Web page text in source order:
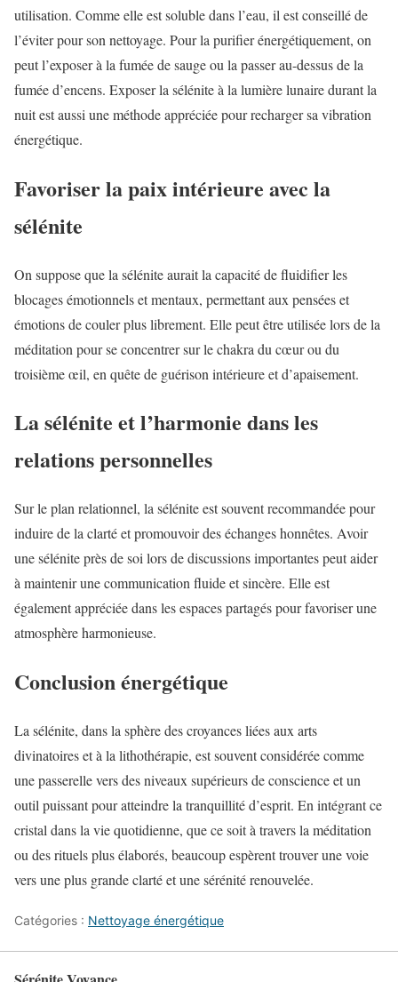
utilisation. Comme elle est soluble dans l’eau, il est conseillé de
l’éviter pour son nettoyage. Pour la purifier énergétiquement, on
peut l’exposer à la fumée de sauge ou la passer au-dessus de la
fumée d’encens. Exposer la sélénite à la lumière lunaire durant la
nuit est aussi une méthode appréciée pour recharger sa vibration
énergétique.
Favoriser la paix intérieure avec la
sélénite
On suppose que la sélénite aurait la capacité de fluidifier les
blocages émotionnels et mentaux, permettant aux pensées et
émotions de couler plus librement. Elle peut être utilisée lors de la
méditation pour se concentrer sur le chakra du cœur ou du
troisième œil, en quête de guérison intérieure et d’apaisement.
La sélénite et l’harmonie dans les
relations personnelles
Sur le plan relationnel, la sélénite est souvent recommandée pour
induire de la clarté et promouvoir des échanges honnêtes. Avoir
une sélénite près de soi lors de discussions importantes peut aider
à maintenir une communication fluide et sincère. Elle est
également appréciée dans les espaces partagés pour favoriser une
atmosphère harmonieuse.
Conclusion énergétique
La sélénite, dans la sphère des croyances liées aux arts
divinatoires et à la lithothérapie, est souvent considérée comme
une passerelle vers des niveaux supérieurs de conscience et un
outil puissant pour atteindre la tranquillité d’esprit. En intégrant ce
cristal dans la vie quotidienne, que ce soit à travers la méditation
ou des rituels plus élaborés, beaucoup espèrent trouver une voie
vers une plus grande clarté et une sérénité renouvelée.
Catégories : Nettoyage énergétique